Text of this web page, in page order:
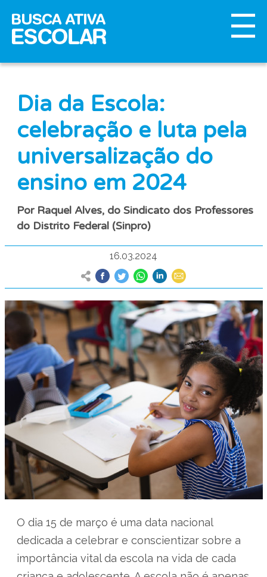
Dia da Escola:
celebração e luta pela
universalização do
ensino em 2024
Por Raquel Alves, do Sindicato dos Professores
do Distrito Federal (Sinpro)
16.03.2024
O dia 15 de março é uma data nacional
dedicada a celebrar e conscientizar sobre a
importância vital da escola na vida de cada